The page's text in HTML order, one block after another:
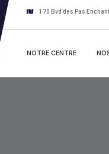
170 Bvd des Pas
NOTRE CENTRE